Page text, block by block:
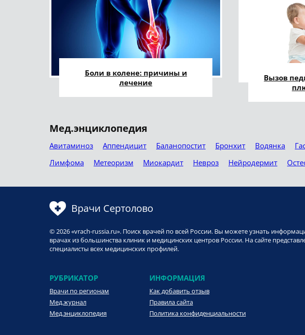
Боли в колене: причины и
лечение
Вызов
Мед.энциклопедия
Авитаминоз Аппендицит Баланопостит Бронхит Водянка
Лимфома
Метеоризм Миокардит Невроз Нейродермит
Врачи Сертолово
© 2026 «vrach-russia.ru». Поиск врачей по всей России. Вы можете узнать
врачах из большинства клиник и медицинских центров России. На сайте
специалисты всех медицинских профилей.
РУБРИКАТОР
Врачи по регионам
Мед.журнал
Мед.энциклопедия
ИНФОРМАЦИЯ
Как добавить отзыв
Правила сайта
Политика конфиденциальности